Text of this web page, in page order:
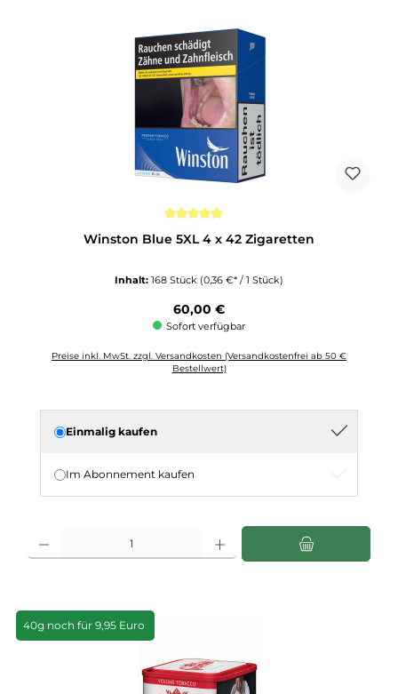
Winston Blue 5XL 4 x 42 Zigaretten
Inhalt: 168 Stück (0,36 €* / 1 Stück)
Regulärer Preis:
60,00 €
Sofort verfügbar
Preise inkl. MwSt. zzgl. Versandkosten (Versandkostenfrei ab 50 €
Bestellwert)
Einmalig kaufen
Im Abonnement kaufen
Produkt Anzahl: Gib den gewünschten Wert ein oder benutze die Schaltflächen
40g noch für 9,95 Euro